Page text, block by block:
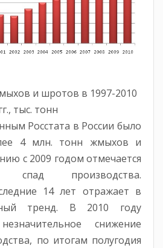
и шротов в 1997-2010
тыс. тонн
Росстата в России было
4 млн. тонн жмыхов и
с 2009 годом отмечается
спад производства.
14 лет отражает в
тренд. В 2010 году
снижение
по итогам полугодия